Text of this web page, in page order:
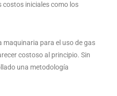
costos iniciales como los
para el uso de gas
costoso al principio. Sin
una metodología